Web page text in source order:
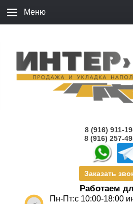
8 (916) 911-
8 (916) 257-
Заказать
Работаем
Пн-Пт:с 10:00-18:00